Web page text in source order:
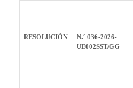
RESOLUCIÓN
N.° 036-2026-
UE002SST/GG